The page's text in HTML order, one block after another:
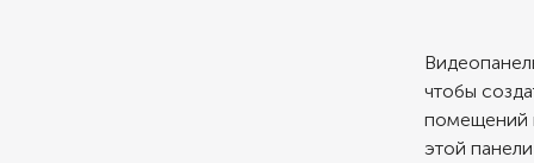
чтобы
помещений
этой